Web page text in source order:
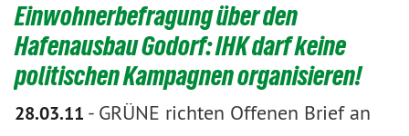
Einwohnerbefragung über den
Hafenausbau Godorf: IHK darf keine
politischen Kampagnen organisieren!
28.03.11 - GRÜNE richten Offenen Brief an